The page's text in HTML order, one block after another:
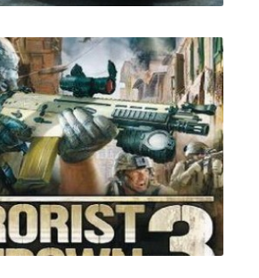
Simulator 2018